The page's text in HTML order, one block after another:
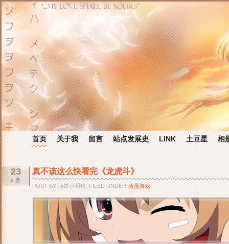
首页 关于我 留言 站点发展史 LINK 土豆星 相
23
5 月
真不该这么快看完《龙虎斗》
POST BY 油饼小明猪. FILED UNDER 动漫游戏